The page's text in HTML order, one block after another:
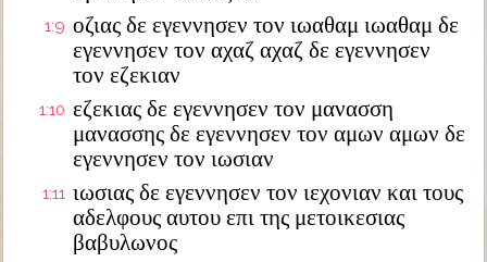
1:9 οζιας δε εγεννησεν τον ιωαθαμ ιωαθαμ δε
εγεννησεν τον αχαζ αχαζ δε εγεννησεν
τον εζεκιαν
1:10 εζεκιας δε εγεννησεν τον μανασση
μανασσης δε εγεννησεν τον αμων αμων δε
εγεννησεν τον ιωσιαν
1:11 ιωσιας δε εγεννησεν τον ιεχονιαν και τους
αδελφους αυτου επι της μετοικεσιας
βαβυλωνος